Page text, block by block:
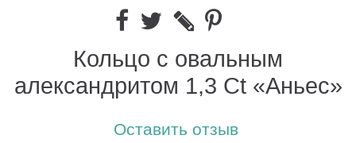
Кольцо с овальным
александритом 1,3 Ct «Аньес»
Оставить отзыв